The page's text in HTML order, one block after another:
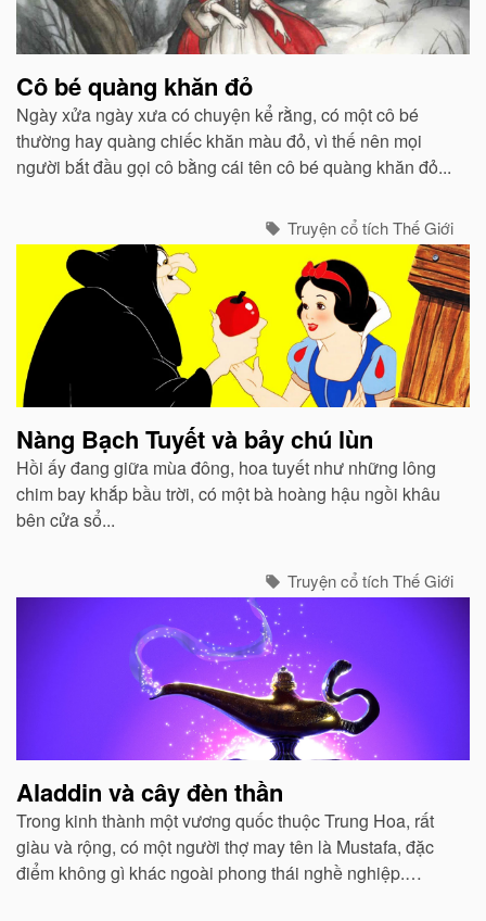
quan
Cô bé quàng khăn đỏ
Ngày xửa ngày xưa có chuyện kể rằng, có một cô bé
thường hay quàng chiếc khăn màu đỏ, vì thế nên mọi
người bắt đầu gọi cô bằng cái tên cô bé quàng khăn đỏ...
Truyện cổ tích Thế Giới
Nàng Bạch Tuyết và bảy chú lùn
Hồi ấy đang giữa mùa đông, hoa tuyết như những lông
chim bay khắp bầu trời, có một bà hoàng hậu ngồi khâu
bên cửa sổ...
Truyện cổ tích Thế Giới
Aladdin và cây đèn thần
Trong kinh thành một vương quốc thuộc Trung Hoa, rất
giàu và rộng, có một người thợ may tên là Mustafa, đặc
điểm không gì khác ngoài phong thái nghề nghiệp.